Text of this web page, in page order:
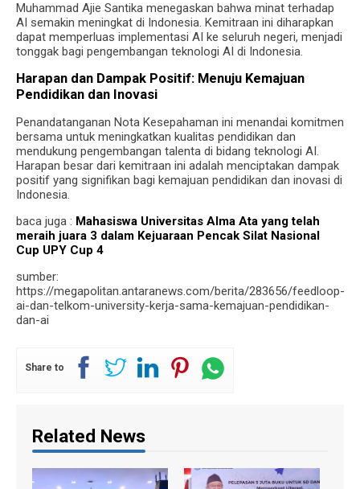
Muhammad Ajie Santika menegaskan bahwa minat terhadap
AI semakin meningkat di Indonesia. Kemitraan ini diharapkan
dapat memperluas implementasi AI ke seluruh negeri, menjadi
tonggak bagi pengembangan teknologi AI di Indonesia.
Harapan dan Dampak Positif: Menuju Kemajuan
Pendidikan dan Inovasi
Penandatanganan Nota Kesepahaman ini menandai komitmen
bersama untuk meningkatkan kualitas pendidikan dan
mendukung pengembangan talenta di bidang teknologi AI.
Harapan besar dari kemitraan ini adalah menciptakan dampak
positif yang signifikan bagi kemajuan pendidikan dan inovasi di
Indonesia.
baca juga : Mahasiswa Universitas Alma Ata yang telah
meraih juara 3 dalam Kejuaraan Pencak Silat Nasional
Cup UPY Cup 4
sumber:
https://megapolitan.antaranews.com/berita/283656/feedloop-
ai-dan-telkom-university-kerja-sama-kemajuan-pendidikan-
dan-ai
Share to
Related News